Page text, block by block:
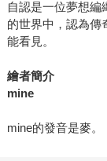
自認是一位夢想編
的世界中，認為傳
能看見。
繪者簡介
mine
mine的發音是麥。